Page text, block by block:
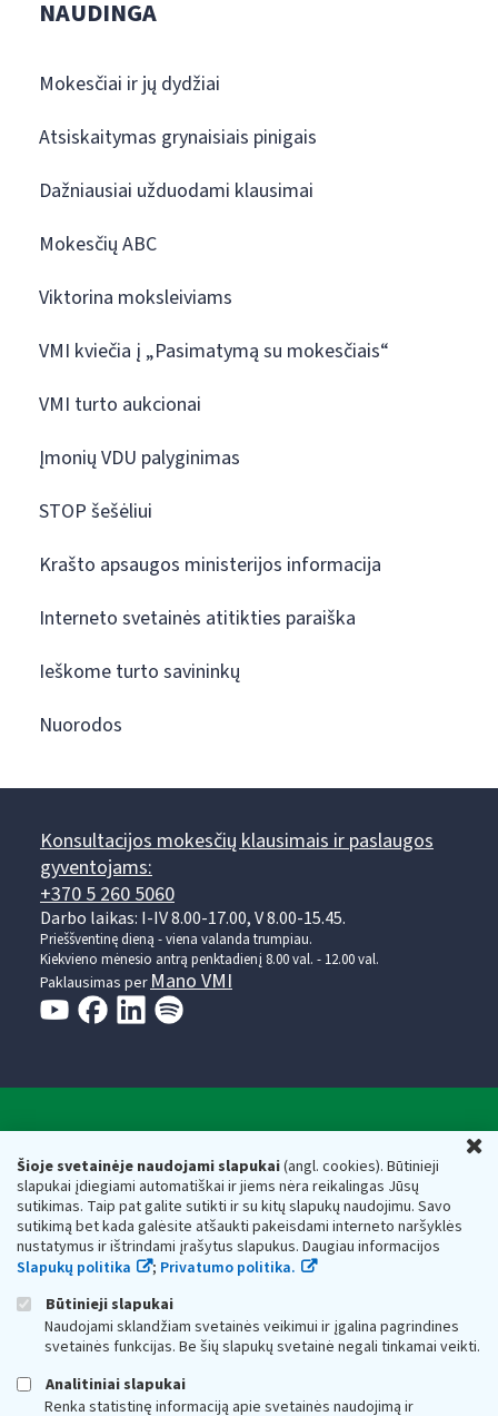
Šioje svetainėje naudojami slapukai(angl. cookies). Būtinieji
slapukai įdiegiami automatiškai ir jiems nėra reikalingas Jūsų
sutikimas. Taip pat galite sutikti ir su kitų slapukų naudojimu. Savo
sutikimą bet kada galėsite atšaukti pakeisdami interneto naršyklės
nustatymus ir ištrindami įrašytus slapukus. Daugiau informacijos
Slapukų politika
; Privatumo politika.
Būtinieji slapukai
Naudojami sklandžiam svetainės veikimui ir įgalina pagrindines
svetainės funkcijas. Be šių slapukų svetainė negali tinkamai veikti.
Analitiniai slapukai
Renka statistinę informaciją apie svetainės naudojimą ir
NAUDINGA
Mokesčiai ir jų dydžiai
Atsiskaitymas grynaisiais pinigais
Dažniausiai užduodami klausimai
Mokesčių ABC
Viktorina moksleiviams
VMI kviečia į „Pasimatymą su mokesčiais“
VMI turto aukcionai
Įmonių VDU palyginimas
STOP šešėliui
Krašto apsaugos ministerijos informacija
Interneto svetainės atitikties paraiška
Ieškome turto savininkų
Nuorodos
Konsultacijos mokesčių klausimais ir paslaugos
gyventojams:
+370 5 260 5060
Darbo laikas: I-IV 8.00-17.00, V 8.00-15.45.
Prieššventinę dieną - viena valanda trumpiau.
Kiekvieno mėnesio antrą penktadienį 8.00 val. - 12.00 val.
Paklausimas per Mano VMI
Respublikos finansų ministerijos
Biudžetinė įstaiga. Juridinio asmens kodas — 188659752,
adresas: Vasario 16-osios g. 14, 01107 Vilnius, Lietuva, el.paštas:
vmi@vmi.lt, E. pristatymo dėžutės adresas 188659752
Duomenys apie Valstybinę mokesčių inspekciją prie Lietuvos
Respublikos finansų ministerijos kaupiami ir saugomi Juridinių